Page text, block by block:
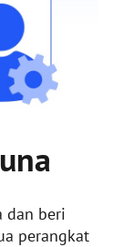
dan beri
perangkat